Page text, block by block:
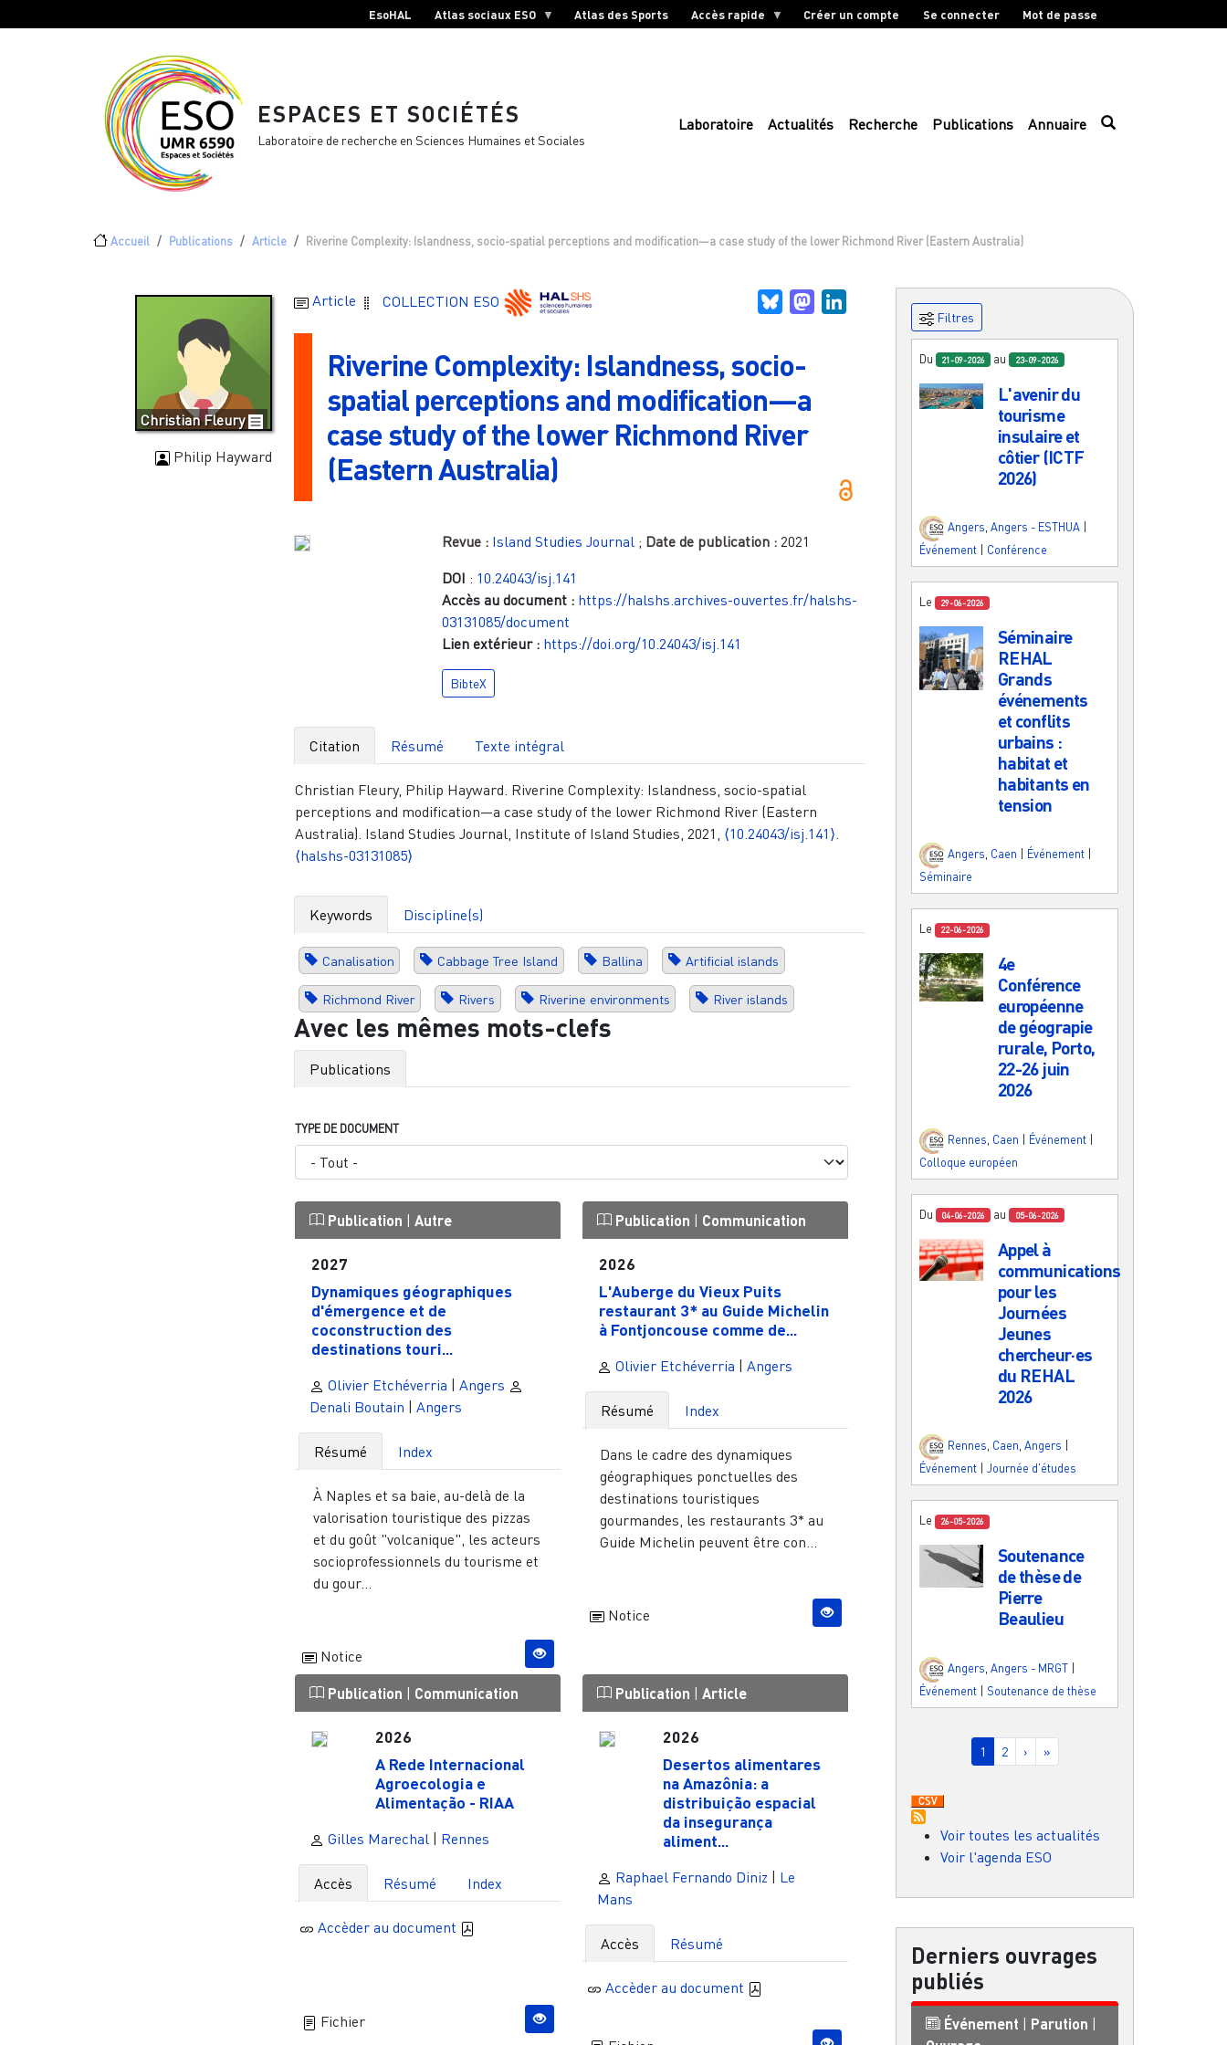
EsoHAL Atlas sociaux ESO Atlas des Sports Accès rapide Créer un compte Se connecter Mot de passe
ESPACES ET SOCIÉTÉS
Laboratoire de recherche en Sciences Humaines et Sociales
Laboratoire Actualités Recherche Publications Annuaire
Fil d'Ariane
Accueil Publications Article Riverine Complexity: Islandness, socio-spatial perceptions and modification—a case study of the lower Richmond River (Eastern Australia)
Christian Fleury
Philip Hayward
Article COLLECTION ESO BlueskyMastodon
Riverine Complexity: Islandness, socio-
spatial perceptions and modification—a
case study of the lower Richmond River
(Eastern Australia)
Revue : Island Studies Journal ; Date de publication : 2021
DOI : 10.24043/isj.141
Accès au document : https://halshs.archives-ouvertes.fr/halshs-
03131085/document
Lien extérieur : https://doi.org/10.24043/isj.141
BibteX
Citation Résumé Texte intégral
Christian Fleury, Philip Hayward. Riverine Complexity: Islandness, socio-spatial
perceptions and modification—a case study of the lower Richmond River (Eastern
Australia). Island Studies Journal, Institute of Island Studies, 2021, ⟨10.24043/isj.141⟩
⟨halshs-03131085⟩
Keywords Discipline(s)
Canalisation Cabbage Tree Island Ballina Artificial islands
Richmond River Rivers Riverine environments River islands
Avec les mêmes mots-clefs
Publications
TYPE DE DOCUMENT
Publication |Autre
2027
Dynamiques géographiques
d'émergence et de
coconstruction des
destinations touri...
Olivier Etchéverria |Angers
Denali Boutain |Angers
Résumé Index
À Naples et sa baie, au-delà de la
valorisation touristique des pizzas
et du goût "volcanique", les acteurs
socioprofessionnels du tourisme et
du gour...
Notice
Publication | Communication
2026
L'Auberge du Vieux Puits
restaurant 3* au Guide Michelin
à Fontjoncouse comme de...
Olivier Etchéverria |Angers
Résumé Index
Dans le cadre des dynamiques
géographiques ponctuelles des
destinations touristiques
gourmandes, les restaurants 3* au
Guide Michelin peuvent être con...
Notice
Publication | Communication
2026
A Rede Internacional
Agroecologia e
Alimentação - RIAA
Gilles Marechal Rennes
Accès Résumé Index
Accèder au document
Fichier
Publication |Article
2026
Desertos alimentares
na Amazônia: a
distribuição espacial
da insegurança
aliment...
Raphael Fernando Diniz
Le
Mans
Accès Résumé
Accèder au document
Filtres
Du 21-09-2026 au 23-09-2026
L'avenir du
tourisme
insulaire et
côtier (ICTF
2026)
Angers Angers - ESTHUA
Événement
Conférence
Le 29-06-2026
Séminaire
REHAL
Grands
événements
et conflits
urbains :
habitat et
habitants en
tension
Angers, Caen Événement
Séminaire
Le 22-06-2026
4e
Conférence
européenne
de géograpie
rurale, Porto,
22-26 juin
2026
Rennes Caen Événement
Colloque européen
Du 04-06-2026 au 05-06-2026
Appel à
communications
pour les
Journées
Jeunes
chercheur·es
du REHAL
2026
Rennes, Caen, Angers
Événement
Journée d'études
Le 26-05-2026
Soutenance
de thèse de
Pierre
Beaulieu
Angers Angers - MRGT
Événement | Soutenance de thèse
Pagination
Page courante
1 Page
2 Page suivante
› Dernière page
»
Voir toutes les actualités
Voir l'agenda ESO
Derniers ouvrages
publiés
Événement | Parution |